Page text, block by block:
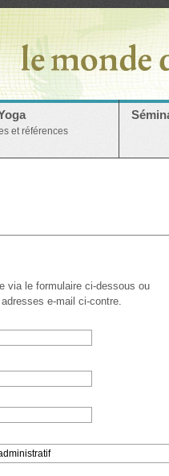
et références
via le formulaire ci-dessous ou
e-mail ci-contre.